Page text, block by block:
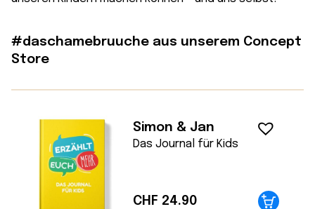
#daschamebruuche aus unserem Concept
Store
Simon & Jan
Das Journal für Kids
CHF 24.90